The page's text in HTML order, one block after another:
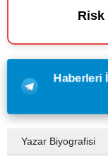
Risk
Haberleri
Yazar Biyografisi